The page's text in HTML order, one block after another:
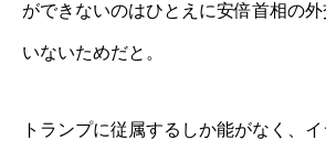
ができないのはひとえに安倍首相の
いないためだと。
トランプに従属するしか能がなく、